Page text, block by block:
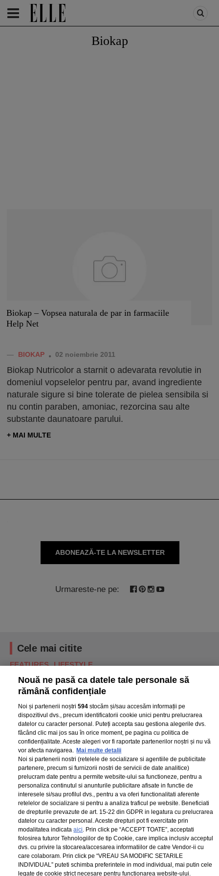
HOMEPAGE / BEAUTY
Biokap
Biokap – Vopsea naturala de par in farmaciile
Help Net
— BIOKAP 02 noiembrie 2011
Biokap Nutricolor a starnit o adevarata revolutie in
domeniul vopselelor pentru par, avand ingrediente
naturale sigure si bine tolerate de pielea sensibila si
nu contin paraben, amoniac, rezorcina sau alte
substante daunatoare parului.
+ MAI MULTE
ABONEAZĂ-TE LA NEWSLETTER
Urmareste-ne pe:
Cele mai citite
FEATURES LIFESTYLE
10 filme excelente în care personajele au
dorințe acerbe de răzbunare
ELLE Style
Awards 2024
Despre ELLE
Romania
Contact
Abonamente
Termeni si conditii
Politica de
confidențialitate
Politica de
cookies
Publicitate
Nouă ne pasă ca datele tale personale să
rămână confidențiale
Noi și partenerii noștri594 stocăm și/sau accesăm informații pe
dispozitivul dvs., precum identificatorii cookie unici pentru prelucrarea
datelor cu caracter personal. Puteți accepta sau gestiona alegerile dvs.
făcând clic mai jos sau în orice moment, pe pagina cu politica de
confidențialitate. Aceste alegeri vor fi raportate partenerilor noștri și nu vă
vor afecta navigarea. Mai multe detalii
Noi si partenerii nostri (retelele de socializare si agentiile de publicitate
partenere, precum si furnizorii nostri de servicii de date analitice)
prelucram date pentru a permite website-ului sa functioneze, pentru a
personaliza continutul si anunturile publicitare afisate in functie de
interesele si/sau profilul dvs., pentru a va oferi functionalitati aferente
retelelor de socializare si pentru a analiza traficul pe website. Beneficiati
de drepturile prevazute de art. 15-22 din GDPR in legatura cu prelucrarea
datelor cu caracter personal. Aceste drepturi pot fi exercitate prin
modalitatea indicataaici. Prin click pe “ACCEPT TOATE”, acceptati
folosirea tuturor Tehnologiilor de tip Cookie, care implica inclusiv acceptul
dvs. cu privire la stocarea/accesarea informatiilor de catre Vendor-ii cu
care colaboram. Prin click pe “VREAU SA MODIFIC SETARILE
INDIVIDUAL” puteti schimba preferintele in mod individual, mai putin cele
legate de cookie strict necesare pentru functionarea website-ului.